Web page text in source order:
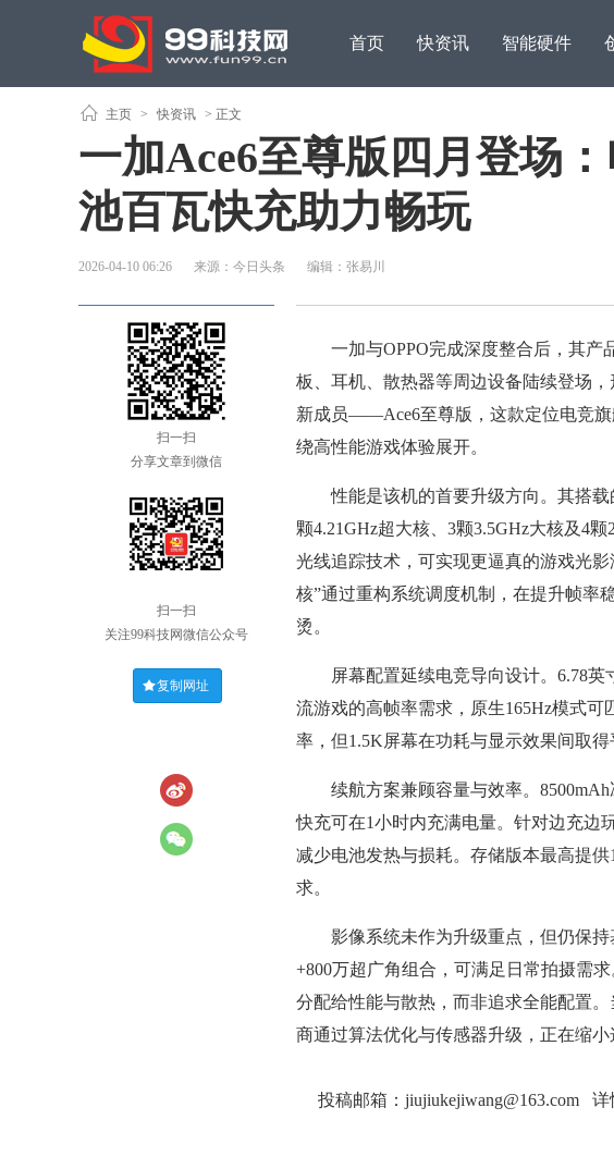
首页 快资讯 智能硬件
主页 > 快资讯 > 正文
一加Ace6至尊版四月登场
池百瓦快充助力畅玩
2026-04-10 06:26 来源：今日头条 编辑：张易川
扫一扫
分享文章到微信
扫一扫
关注99科技网微信公众号
复制网址
一加与OPPO完成深度整合后，其产
板、耳机、散热器等周边设备陆续登场
新成员——Ace6至尊版，这款定位电竞旗
绕高性能游戏体验展开。
性能是该机的首要升级方向。其搭载
颗4.21GHz超大核、3颗3.5GHz大核及4
光线追踪技术，可实现更逼真的游戏光
核”通过重构系统调度机制，在提升帧率
烫。
屏幕配置延续电竞导向设计。6.78英
流游戏的高帧率需求，原生165Hz模式
率，但1.5K屏幕在功耗与显示效果间取
续航方案兼顾容量与效率。8500mAh
快充可在1小时内充满电量。针对边充边
减少电池发热与损耗。存储版本最高提
求。
影像系统未作为升级重点，但仍保持
+800万超广角组合，可满足日常拍摄需
分配给性能与散热，而非追求全能配置
商通过算法优化与传感器升级，正在缩小
投稿邮箱：jiujiukejiwang@163.com 详